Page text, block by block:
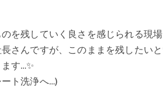
を残していく良さを感じられる現
さんですが、このままを残したい
す…✨
ト洗浄へ…)